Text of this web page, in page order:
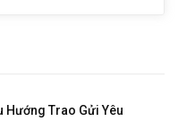
Hướng Trao Gửi Yêu